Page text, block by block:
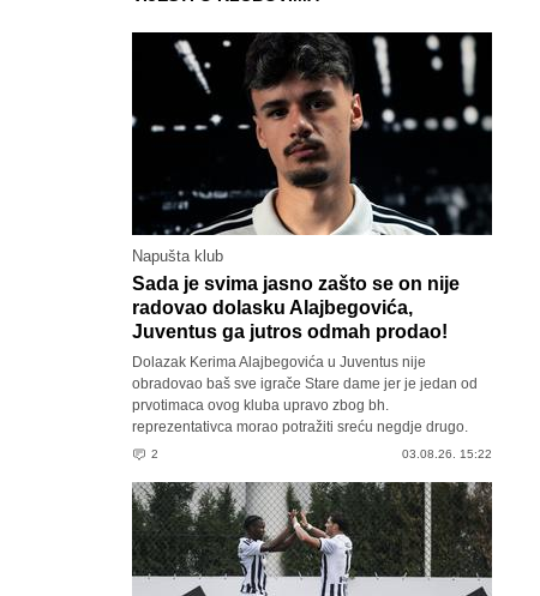
Napušta klub
Sada je svima jasno zašto se on nije
radovao dolasku Alajbegovića,
Juventus ga jutros odmah prodao!
Dolazak Kerima Alajbegovića u Juventus nije
obradovao baš sve igrače Stare dame jer je jedan od
prvotimaca ovog kluba upravo zbog bh.
reprezentativca morao potražiti sreću negdje drugo.
2 03.08.26. 15:22